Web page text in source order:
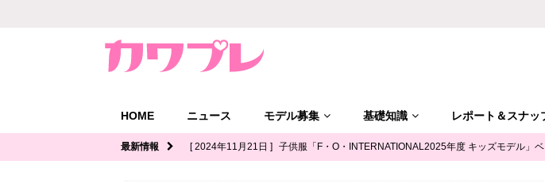
HOME ニュース モデル募集 基礎知識 レポート＆スナッ
最新情報 [ 2024年11月21日 ] 子供服「F・O・INTERNATIONAL2025年度 キッズモデル」